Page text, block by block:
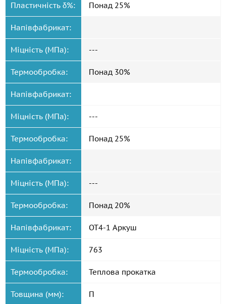
Пластичність δ%: Понад 25%
Напівфабрикат:
Міцність (МПа): ---
Термообробка: Понад 30%
Напівфабрикат:
Міцність (МПа): ---
Термообробка: Понад 25%
Напівфабрикат:
Міцність (МПа): ---
Термообробка: Понад 20%
Напівфабрикат: ОТ4-1 Аркуш
Міцність (МПа): 763
Термообробка: Теплова прокатка
Товщина (мм): П